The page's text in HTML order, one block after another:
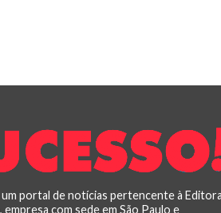
um portal de notícias pertencente à
empresa com sede em São Paulo e